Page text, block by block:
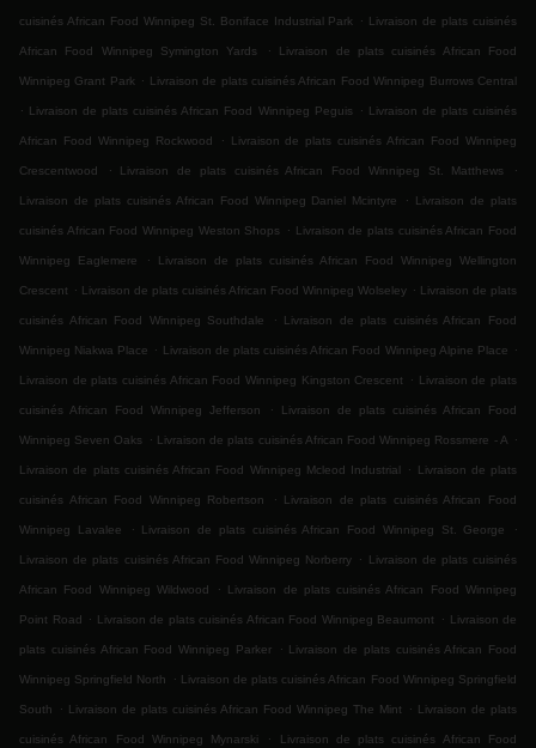
cuisinés African Food Winnipeg St. Boniface Industrial Park . Livraison de plats cuisinés
African Food Winnipeg Symington Yards . Livraison de plats cuisinés African Food
Winnipeg Grant Park . Livraison de plats cuisinés African Food Winnipeg Burrows Central
. Livraison de plats cuisinés African Food Winnipeg Peguis . Livraison de plats cuisinés
African Food Winnipeg Rockwood . Livraison de plats cuisinés African Food Winnipeg
Crescentwood . Livraison de plats cuisinés African Food Winnipeg St. Matthews .
Livraison de plats cuisinés African Food Winnipeg Daniel Mcintyre . Livraison de plats
cuisinés African Food Winnipeg Weston Shops . Livraison de plats cuisinés African Food
Winnipeg Eaglemere . Livraison de plats cuisinés African Food Winnipeg Wellington
Crescent . Livraison de plats cuisinés African Food Winnipeg Wolseley . Livraison de plats
cuisinés African Food Winnipeg Southdale . Livraison de plats cuisinés African Food
Winnipeg Niakwa Place . Livraison de plats cuisinés African Food Winnipeg Alpine Place .
Livraison de plats cuisinés African Food Winnipeg Kingston Crescent . Livraison de plats
cuisinés African Food Winnipeg Jefferson . Livraison de plats cuisinés African Food
Winnipeg Seven Oaks . Livraison de plats cuisinés African Food Winnipeg Rossmere - A .
Livraison de plats cuisinés African Food Winnipeg Mcleod Industrial . Livraison de plats
cuisinés African Food Winnipeg Robertson . Livraison de plats cuisinés African Food
Winnipeg Lavalee . Livraison de plats cuisinés African Food Winnipeg St. George .
Livraison de plats cuisinés African Food Winnipeg Norberry . Livraison de plats cuisinés
African Food Winnipeg Wildwood . Livraison de plats cuisinés African Food Winnipeg
Point Road . Livraison de plats cuisinés African Food Winnipeg Beaumont . Livraison de
plats cuisinés African Food Winnipeg Parker . Livraison de plats cuisinés African Food
Winnipeg Springfield North . Livraison de plats cuisinés African Food Winnipeg Springfield
South . Livraison de plats cuisinés African Food Winnipeg The Mint . Livraison de plats
cuisinés African Food Winnipeg Mynarski . Livraison de plats cuisinés African Food